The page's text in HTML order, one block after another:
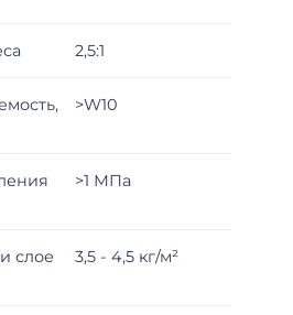
2,5:1
>W10
>1 МПа
слое
3,5 - 4,5 кг/м²